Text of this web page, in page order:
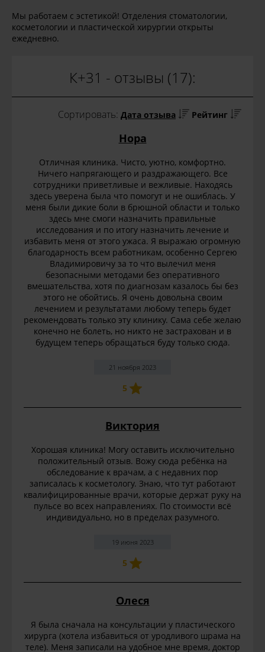
Мы работаем с эстетикой! Отделения стоматологии,
косметологии и пластической хирургии открыты
ежедневно.
К+31 - отзывы (17):
Сортировать: Дата отзыва Рейтинг
Нора
Отличная клиника. Чисто, уютно, комфортно.
Ничего напрягающего и раздражающего. Все
сотрудники приветливые и вежливые. Находясь
здесь уверена была что помогут и не ошиблась. У
меня были дикие боли в брюшной области и только
здесь мне смоги назначить правильные
исследования и по итогу назначить лечение и
избавить меня от этого ужаса. Я выражаю огромную
благодарность всем работникам, особенно Сергею
Владимировичу за то что вылечил меня
безопасными методами без оперативного
вмешательства, хотя по диагнозам казалось бы без
этого не обойтись. Я очень довольна своим
лечением и результатами любому теперь будет
рекомендовать только эту клинику. Сама себе желаю
конечно не болеть, но никто не застрахован и в
будущем теперь обращаться буду только сюда.
21 ноября 2023
5
Виктория
Хорошая клиника! Могу оставить исключительно
положительный отзыв. Вожу сюда ребёнка на
обследование к врачам, а с недавних пор
записалась к косметологу. Знаю, что тут работают
квалифицированные врачи, которые держат руку на
пульсе во всех направлениях. По стоимости всё
индивидуально, но в пределах разумного.
19 июня 2023
5
Олеся
Я была сначала на консультации у пластического
хирурга (хотела избавиться от уродливого шрама на
теле). Меня записали на удобное мне время, доктор